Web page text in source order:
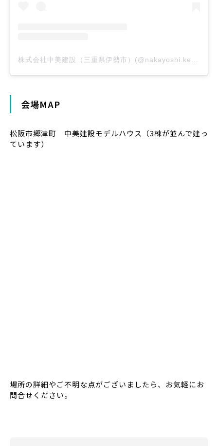
会場MAP
松阪市郷津町 中美建設モデルハウス（3棟が並んで建っ
ています）
場所の詳細やご不明な点がございましたら、お気軽にお
問合せください。